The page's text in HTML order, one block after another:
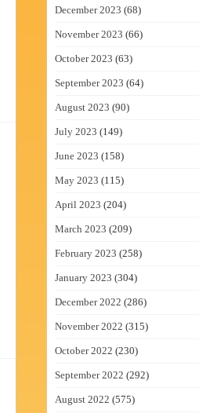
December 2023 (68)
November 2023 (66)
October 2023 (63)
September 2023 (64)
August 2023 (90)
July 2023 (149)
June 2023 (158)
May 2023 (115)
April 2023 (204)
March 2023 (209)
February 2023 (258)
January 2023 (304)
December 2022 (286)
November 2022 (315)
October 2022 (230)
September 2022 (292)
August 2022 (575)